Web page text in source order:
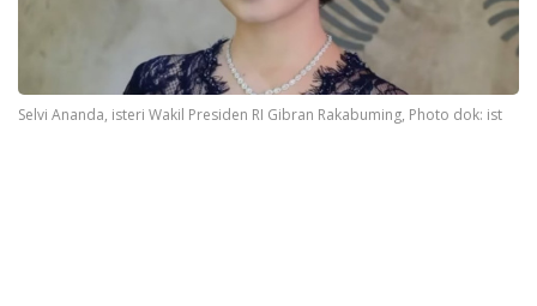
Selvi Ananda, isteri Wakil Presiden RI Gibran Rakabuming, Photo dok: ist